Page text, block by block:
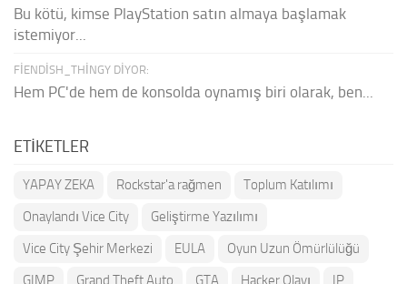
Bu kötü, kimse PlayStation satın almaya başlamak
istemiyor...
FIENDISH_THINGY DIYOR:
Hem PC'de hem de konsolda oynamış biri olarak, ben...
ETIKETLER
YAPAY ZEKA Rockstar'a rağmen
Toplum Katılımı
Onaylandı Vice City
Geliştirme Yazılımı
Vice City Şehir Merkezi
EULA
Oyun Uzun Ömürlülüğü
GIMP
Grand Theft Auto GTA Hacker Olayı
IP